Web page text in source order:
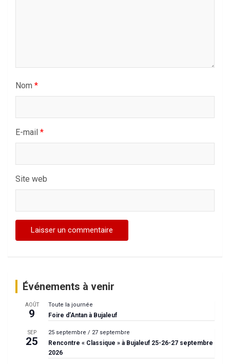
Nom *
E-mail *
Site web
Événements à venir
AOÛT
9
Toute la journée
Foire d’Antan à Bujaleuf
SEP
25
25 septembre / 27 septembre
Rencontre « Classique » à Bujaleuf 25-26-27 septembre
2026